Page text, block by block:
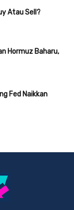
Atau Sell?
Hormuz Baharu,
Fed Naikkan